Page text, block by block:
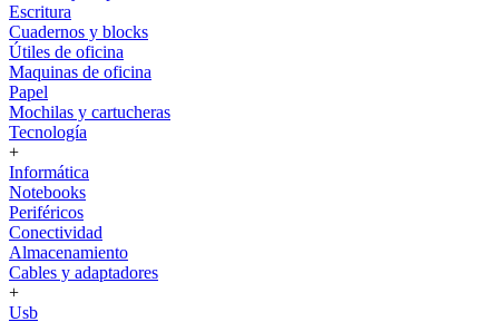
Escritura
Cuadernos y blocks
Útiles de oficina
Maquinas de oficina
Papel
Mochilas y cartucheras
Tecnología
+
Informática
Notebooks
Periféricos
Conectividad
Almacenamiento
Cables y adaptadores
+
Usb